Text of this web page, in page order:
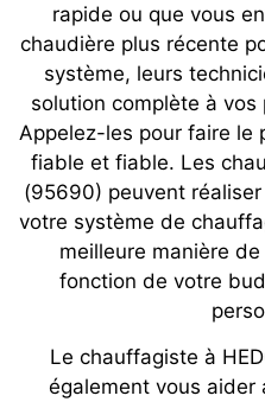
rapide ou que vous
chaudière plus récente
système, leurs
solution complète à
Appelez-les pour faire le
fiable et fiable. Les
(95690) peuvent
votre système de
meilleure manière
fonction de votre
Le chauffagiste à
également vous aider